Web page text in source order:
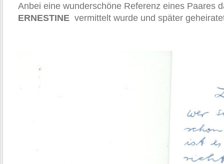
Anbei eine wunderschöne Referenz eines Paares
ERNESTINE vermittelt wurde und später